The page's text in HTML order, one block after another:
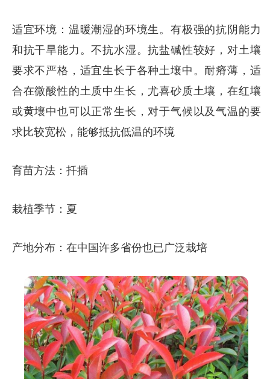
适宜环境：温暖潮湿的环境生。有极强的抗阴能力
和抗干旱能力。不抗水湿。抗盐碱性较好，对土壤
要求不严格，适宜生长于各种土壤中。耐瘠薄，适
合在微酸性的土质中生长，尤喜砂质土壤，在红壤
或黄壤中也可以正常生长，对于气候以及气温的要
求比较宽松，能够抵抗低温的环境
育苗方法：扦插
栽植季节：夏
产地分布：在中国许多省份也已广泛栽培